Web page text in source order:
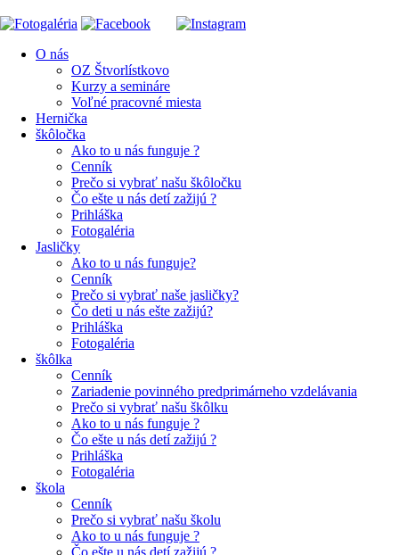
O nás
OZ Štvorlístkovo
Kurzy a semináre
Voľné pracovné miesta
Hernička
škôločka
Ako to u nás funguje ?
Cenník
Prečo si vybrať našu škôločku
Čo ešte u nás detí zažijú ?
Prihláška
Fotogaléria
Jasličky
Ako to u nás funguje?
Cenník
Prečo si vybrať naše jasličky?
Čo deti u nás ešte zažijú?
Prihláška
Fotogaléria
škôlka
Cenník
Zariadenie povinného predprimárneho vzdelávania
Prečo si vybrať našu škôlku
Ako to u nás funguje ?
Čo ešte u nás detí zažijú ?
Prihláška
Fotogaléria
škola
Cenník
Prečo si vybrať našu školu
Ako to u nás funguje ?
Čo ešte u nás detí zažijú ?